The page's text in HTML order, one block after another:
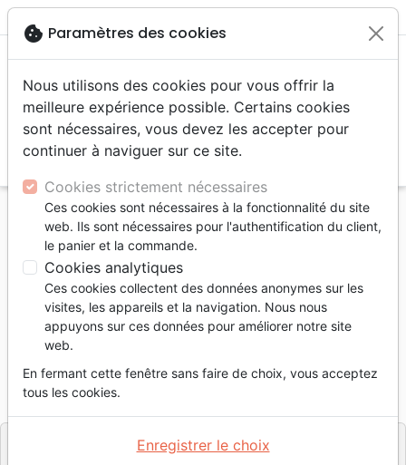
menu
Accueil Livres Famille, couple
Mariage
Un couple pour la vie c'est possible - Nouvelle
édition
Un couple pour la vie c'est possible
Nouvelle édition
Auteur :
RéférenceALFRA0800 EAN9783907308004
Alpha France
cookie Paramètres des cookies
Nous utilisons des cookies pour vous offrir la
meilleure expérience possible. Certains cookies
sont nécessaires, vous devez les accepter pour
continuer à naviguer sur ce site.
Cookies strictement nécessaires
Ces cookies sont nécessaires à la fonctionnalité du site
web. Ils sont nécessaires pour l'authentification du client,
le panier et la commande.
Cookies analytiques
Ces cookies collectent des données anonymes sur les
visites, les appareils et la navigation. Nous nous
appuyons sur ces données pour améliorer notre site
web.
En fermant cette fenêtre sans faire de choix, vous acceptez
tous les cookies.
Enregistrer le choix